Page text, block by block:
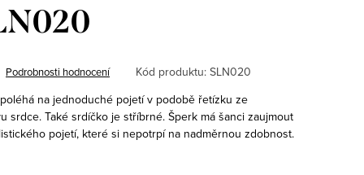
Podrobnosti hodnocení Kód produktu: SLN020
na jednoduché pojetí v podobě řetízku ze
srdce. Také srdíčko je stříbrné. Šperk má šanci zaujmout
pojetí, které si nepotrpí na nadměrnou zdobnost.